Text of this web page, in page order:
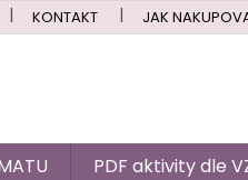
KONTAKT JAK
PDF aktivity dle